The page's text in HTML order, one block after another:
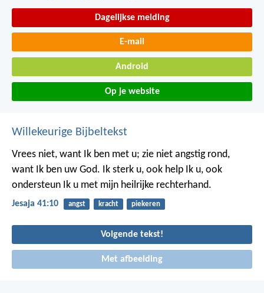
Dagelijkse melding
E-mail
Android
Op je website
Willekeurige Bijbeltekst
Vrees niet, want Ik ben met u; zie niet angstig rond,
want Ik ben uw God. Ik sterk u, ook help Ik u, ook
ondersteun Ik u met mijn heilrijke rechterhand.
Jesaja 41:10 angst kracht piekeren
Volgende tekst!
Met afbeelding